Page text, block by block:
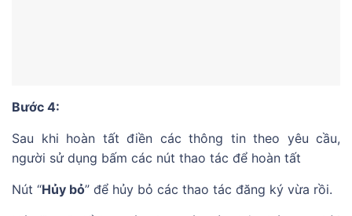
Bước 4:
Sau khi hoàn tất điền các thông tin theo yêu cầu,
người sử dụng bấm các nút thao tác để hoàn tất
Nút “Hủy bỏ” để hủy bỏ các thao tác đăng ký vừa rồi.